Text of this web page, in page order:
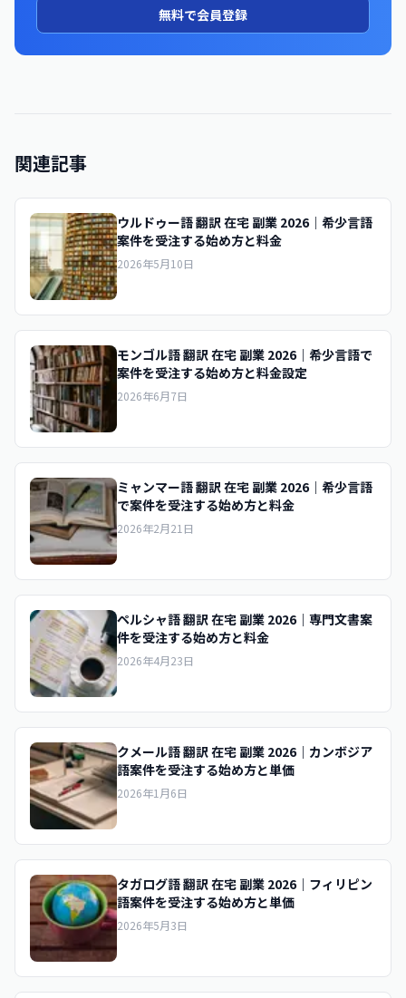
無料で会員登録
関連記事
ウルドゥー語 翻訳 在宅 副業 2026｜希少言語
案件を受注する始め方と料金
2026年5月10日
モンゴル語 翻訳 在宅 副業 2026｜希少言語で
案件を受注する始め方と料金設定
2026年6月7日
ミャンマー語 翻訳 在宅 副業 2026｜希少言語
で案件を受注する始め方と料金
2026年2月21日
ペルシャ語 翻訳 在宅 副業 2026｜専門文書案
件を受注する始め方と料金
2026年4月23日
クメール語 翻訳 在宅 副業 2026｜カンボジア
語案件を受注する始め方と単価
2026年1月6日
タガログ語 翻訳 在宅 副業 2026｜フィリピン
語案件を受注する始め方と単価
2026年5月3日